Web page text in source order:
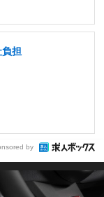
担
by